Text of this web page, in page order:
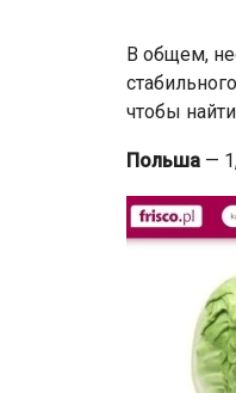
В общем,
чтобы
Польша —